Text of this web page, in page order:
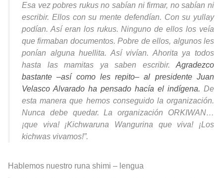
Esa vez pobres rukus no sabían ni firmar, no sabían ni
escribir. Ellos con su mente defendían. Con su yullay
podían. Así eran los rukus. Ninguno de ellos los veía
que firmaban documentos. Pobre de ellos, algunos les
ponían alguna huellita. Así vivían. Ahorita ya todos
hasta las mamitas ya saben escribir. Agradezco
bastante–así como les repito– al presidente Juan
Velasco Alvarado ha pensado hacía el indígena. De
esta manera que hemos conseguido la organización.
Nunca debe quedar. La organización ORKIWAN…
¡que viva! ¡Kichwaruna Wangurina que viva! ¡Los
kichwas vivamos!”.
Hablemos nuestro runa shimi – lengua